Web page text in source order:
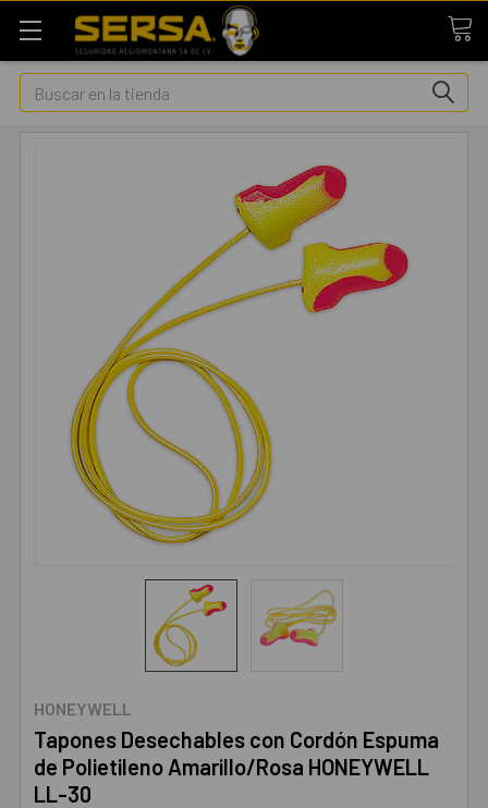
Buscar
HONEYWELL
Tapones Desechables con Cordón Espuma
de Polietileno Amarillo/Rosa HONEYWELL
LL-30